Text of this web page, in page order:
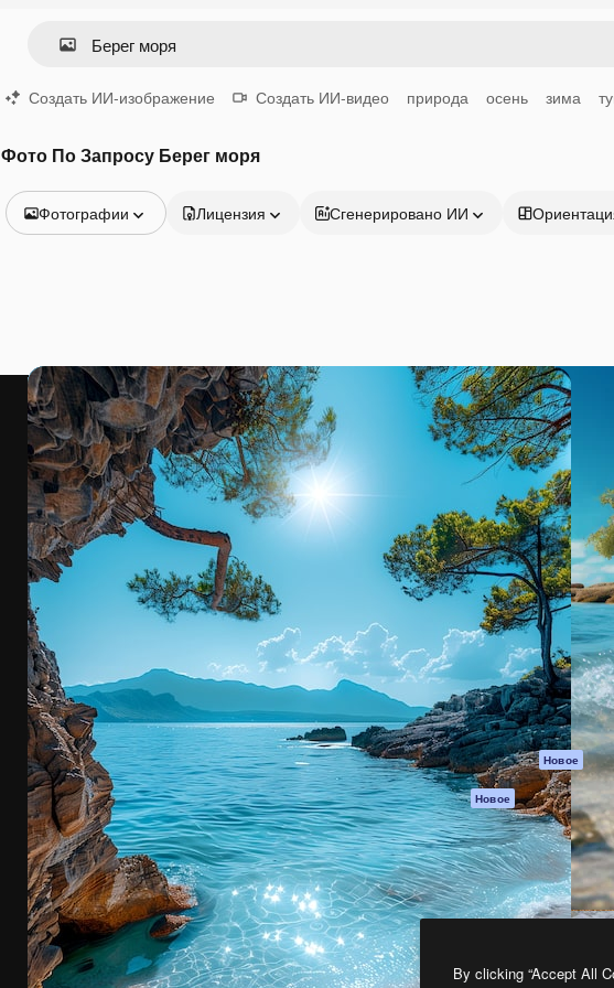
Создать ИИ-изображение Создать ИИ-видео природа осень зима
Фото По Запросу Берег моря
Фотографии
Видео
Видеоролик
Моушн-дизайн
Видеошаблоны
Иконки
3D-модели
Шрифты
Лицензия Сгенерировано ИИ
Креативная платформа для создания
ваших лучших работ. Более 1 миллиона
подписчиков среди креаторов,
предприятий, агентств и студий.
Pусский
Продукция
Spaces
ИИ-помощник
Генератор
изображений ИИ
Генератор видео
ИИ
Генератор голоса
на основе ИИ
Стоковый контент
MCP для
Claude/ChatGPT
Новое
Агенты Новое
API
Мобильное
приложение
Все инструменты
Magnific
By clicking “Accept All